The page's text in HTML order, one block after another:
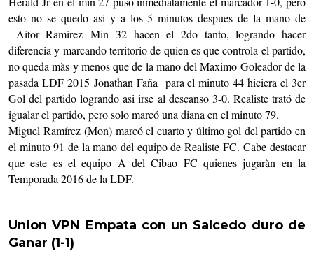
esto no se quedo asi y a los 5 minutos despues de la mano de
Aitor Ramírez Min 32 hacen el 2do tanto, logrando hacer
diferencia y marcando territorio de quien es que controla el partido,
no queda màs y menos que de la mano del Maximo Goleador de la
pasada LDF 2015 Jonathan Faña para el minuto 44 hiciera el 3er
Gol del partido logrando asi irse al descanso 3-0. Realiste trató de
igualar el partido, pero solo marcó una diana en el minuto 79.
Miguel Ramírez (Mon) marcó el cuarto y último gol del partido en
el minuto 91 de la mano del equipo de Realiste FC.Cabe destacar
que este es el equipo A del Cibao FC quienes jugaràn en la
Temporada 2016 de la LDF.
Union VPN Empata con un Salcedo duro de
Ganar (1-1)